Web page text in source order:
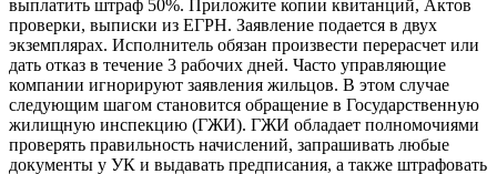
выплатить штраф 50%. Приложите копии квитанций, Актов
проверки, выписки из ЕГРН. Заявление подается в двух
экземплярах. Исполнитель обязан произвести перерасчет или
дать отказ в течение 3 рабочих дней. Часто управляющие
компании игнорируют заявления жильцов. В этом случае
следующим шагом становится обращение в Государственную
жилищную инспекцию (ГЖИ). ГЖИ обладает полномочиями
проверять правильность начислений, запрашивать любые
документы у УК и выдавать предписания, а также штрафовать